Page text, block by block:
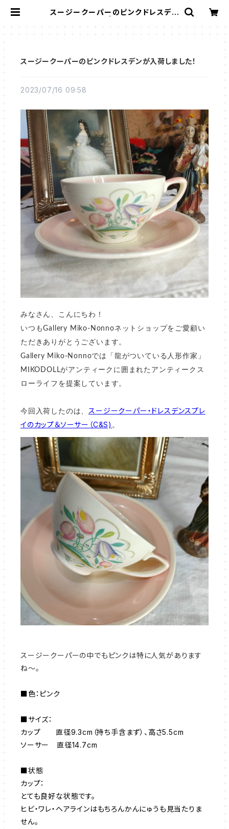
スージークーパーのピンクドレスデン
スージークーパーのピンクドレスデンが入荷しました！
2023/07/16 09:58
みなさん、こんにちわ！
いつもGallery Miko-Nonnoネットショップをご愛顧い
ただきありがとうございます。
Gallery Miko-Nonnoでは「龍がついている人形作家」
MIKODOLLがアンティークに囲まれたアンティークス
ローライフを提案しています。
今回入荷したのは、スージークーパー・ドレスデンスプレ
イのカップ＆ソーサー（C&S) 。
スージークーパーの中でもピンクは特に人気があります
ね～。
■色：ピンク
■サイズ：
カップ 直径9.3cm（持ち手含まず）、高さ5.5cm
ソーサー 直径14.7cm
■状態
カップ：
とても良好な状態です。
ヒビ・ワレ・ヘアラインはもちろんかんにゅうも見当たりま
せん。